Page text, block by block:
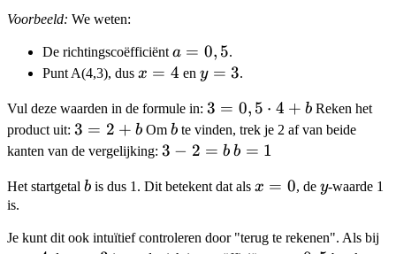
+
b
Voorbeeld: We weten:
De richtingscoëfficiënt a
=
a = 0, 5.
Punt A(4,3), dus x
4
x = 4 en y
3
y = 3.
Vul deze waarden in de formule in: 3 =
0,5
\cdot
3 = 0, 5 ⋅ 4 + b Reken het
product uit: 3
=
+
3 = 2 + b Omb
b te vinden, trek je 2 af van beide
kanten van de vergelijking: 3
2
b
3 − 2 = b b
1
b = 1
Het startgetal b
b is dus 1. Dit betekent dat als x=0
x = 0, de y
y-waarde 1
is.
Je kunt dit ook intuïtief controleren door "terug te rekenen". Als bij